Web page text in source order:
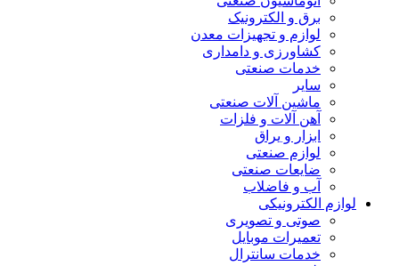
برق و الکترونیک
لوازم و تجهیزات معدن
کشاورزی و دامداری
خدمات صنعتی
سایر
ماشین آلات صنعتی
آهن آلات و فلزات
ابزار و یراق
لوازم صنعتی
ضایعات صنعتی
آب و فاضلاب
لوازم الکترونیکی
صوتی و تصویری
تعمیرات موبایل
خدمات سانترال